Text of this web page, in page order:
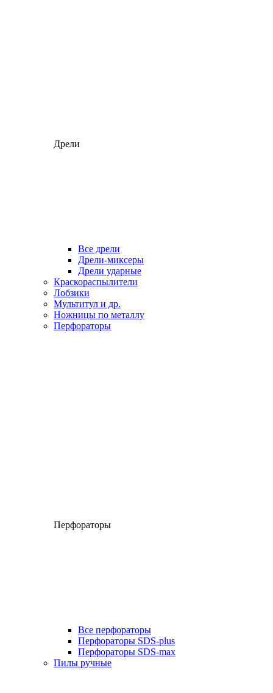
Дрели
Все дрели
Дрели-миксеры
Дрели ударные
Краскораспылители
Лобзики
Мультитул и др.
Ножницы по металлу
Перфораторы
Перфораторы
Все перфораторы
Перфораторы SDS-plus
Перфораторы SDS-max
Пилы ручные